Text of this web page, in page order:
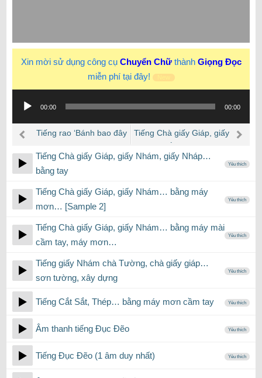
Xin mời sử dụng công cụ Chuyển Chữthành Giọng Đọc
miễn phí tại đây!
phát
âm
thanh
00:00 00:00
Tiếng rao ‘Bánh bao đây
biệt thơm ngon cô bác
Tiếng Chà giấy Giáp, giấy
[Sample 2]
Tiếng Chà giấy Giáp, giấy Nhám, giấy Nháp…
bằng tay
Yêu thích
Tiếng Chà giấy Giáp, giấy Nhám… bằng máy
mơn… [Sample 2]
Yêu thích
Tiếng Chà giấy Giáp, giấy Nhám… bằng máy mài
cầm tay, máy mơn…
Yêu thích
Tiếng giấy Nhám chà Tường, chà giấy giáp…
sơn tường, xây dựng
Yêu thích
Tiếng Cắt Sắt, Thép… bằng máy mơn cầm tay Yêu thích
Âm thanh tiếng Đục Đẽo Yêu thích
Tiếng Đục Đẽo (1 âm duy nhất) Yêu thích